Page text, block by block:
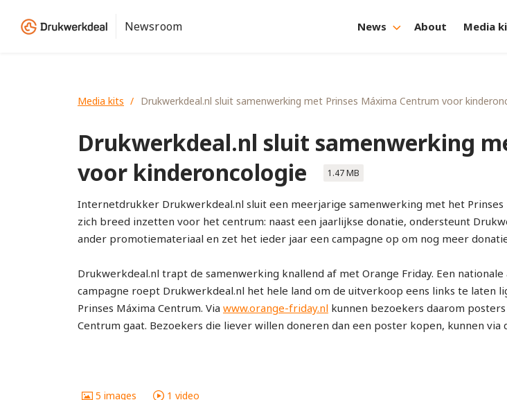
Newsroom News About Media
Media kits Drukwerkdeal.nl sluit samenwerking met Prinses Máxima Centrum voor
Drukwerkdeal.nl sluit samenwerking
voor kinderoncologie
1.47 MB
Internetdrukker Drukwerkdeal.nl sluit een meerjarige samenwerking met het
zich breed inzetten voor het centrum: naast een jaarlijkse donatie, ondersteunt
ander promotiemateriaal en zet het ieder jaar een campagne op om nog meer
Drukwerkdeal.nl trapt de samenwerking knallend af met Orange Friday. Een
campagne roept Drukwerkdeal.nl het hele land om de uitverkoop eens links te laten
Prinses Máxima Centrum. Via www.orange-friday.nl kunnen bezoekers daarom
Centrum gaat. Bezoekers die liever willen doneren dan een poster kopen, kunnen
5 images 1 video